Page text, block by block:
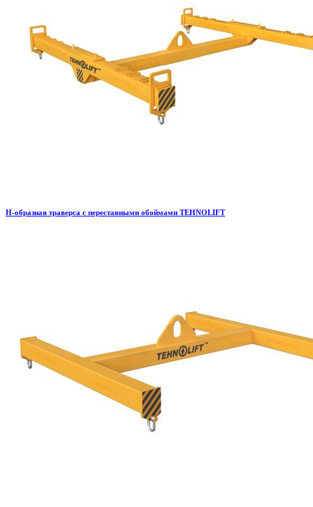
H-образная траверса с переставными обоймами TEHNOLIFT